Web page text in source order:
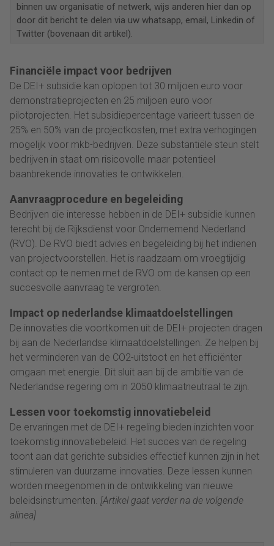
binnen uw organisatie of netwerk, wijs anderen hier dan op
door dit bericht te delen via uw whatsapp, email, Linkedin of
Twitter (bovenaan dit artikel).
Financiële impact voor bedrijven
De DEI+ subsidie kan oplopen tot 30 miljoen euro voor
demonstratieprojecten en 25 miljoen euro voor
pilotprojecten. Het subsidiepercentage varieert tussen de
25% en 50% van de projectkosten, met extra verhogingen
mogelijk voor mkb-bedrijven. Deze substantiële steun stelt
bedrijven in staat om risicovolle maar potentieel
baanbrekende innovaties te ontwikkelen.
Aanvraagprocedure en begeleiding
Bedrijven die interesse hebben in de DEI+ subsidie kunnen
terecht bij de Rijksdienst voor Ondernemend Nederland
(RVO). De RVO biedt advies en begeleiding bij het indienen
van projectvoorstellen. Het is raadzaam om vroegtijdig
contact op te nemen met de RVO om de kansen op een
succesvolle aanvraag te vergroten.
Impact op nederlandse klimaatdoelstellingen
De innovaties die voortkomen uit de DEI+ projecten dragen
bij aan de Nederlandse klimaatdoelstellingen. Ze helpen bij
het verminderen van de CO2-uitstoot en het efficiënter
omgaan met energie. Dit sluit aan bij de ambitie van de
Nederlandse regering om in 2050 klimaatneutraal te zijn.
Lessen voor toekomstig innovatiebeleid
De ervaringen met de DEI+ regeling bieden inzichten voor
toekomstig innovatiebeleid. Het succes van de regeling
toont aan dat gerichte subsidies effectief kunnen zijn in het
stimuleren van duurzame innovaties. Deze lessen kunnen
worden meegenomen in de ontwikkeling van nieuwe
beleidsinstrumenten. [Artikel gaat verder na de volgende
alinea]